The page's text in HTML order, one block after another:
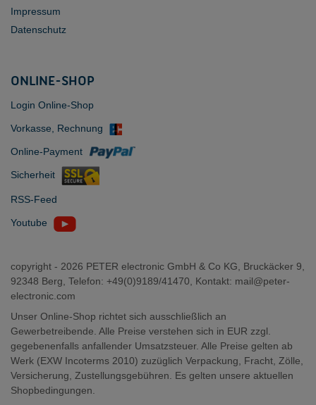
Impressum
Datenschutz
ONLINE-SHOP
Login Online-Shop
Vorkasse, Rechnung
Online-Payment
Sicherheit
RSS-Feed
Youtube
copyright - 2026 PETER electronic GmbH & Co KG, Bruckäcker 9,
92348 Berg, Telefon: +49(0)9189/41470, Kontakt: mail@peter-
electronic.com
Unser Online-Shop richtet sich ausschließlich an
Gewerbetreibende. Alle Preise verstehen sich in EUR zzgl.
gegebenenfalls anfallender Umsatzsteuer. Alle Preise gelten ab
Werk (EXW Incoterms 2010) zuzüglich Verpackung, Fracht, Zölle,
Versicherung, Zustellungsgebühren. Es gelten unsere aktuellen
Shopbedingungen.